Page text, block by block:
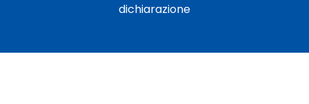
dichiarazione